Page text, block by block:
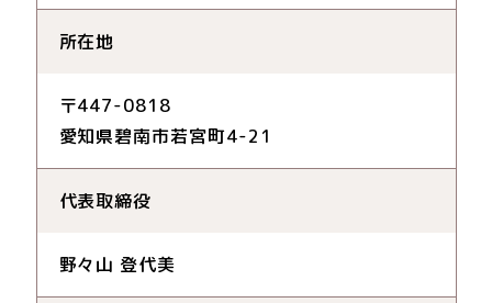
所在地
〒447-0818
愛知県碧南市若宮町4-21
代表取締役
野々山 登代美